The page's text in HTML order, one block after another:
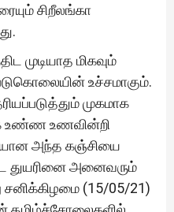
சிறீலங்கா
முடியாத மிகவும்
உச்சமாகும்.
முகமாக
உண்ண உணவின்றி
அந்த கஞ்சியை
துயரினை அனைவரும்
சனிக்கிழமை (15/05/21)